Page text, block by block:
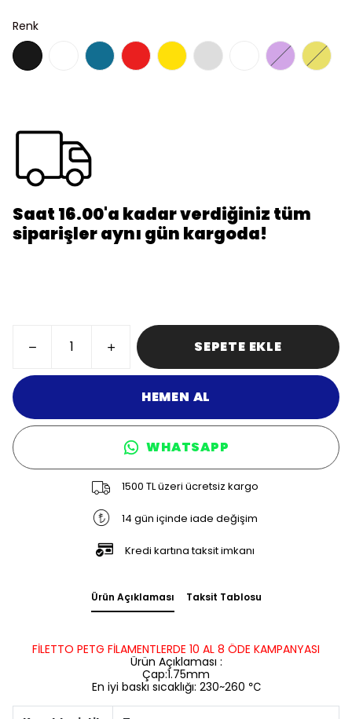
Renk
Saat 16.00'a kadar verdiğiniz tüm
siparişler aynı gün kargoda!
SEPETE EKLE
HEMEN AL
WHATSAPP
1500 TL üzeri ücretsiz kargo
14 gün içinde iade değişim
Kredi kartına taksit imkanı
Ürün Açıklaması Taksit Tablosu
FİLETTO PETG FİLAMENTLERDE 10 AL 8 ÖDE KAMPANYASI
Ürün Açıklaması :
Çap:1.75mm
En iyi baskı sıcaklığı: 230~260 ℃